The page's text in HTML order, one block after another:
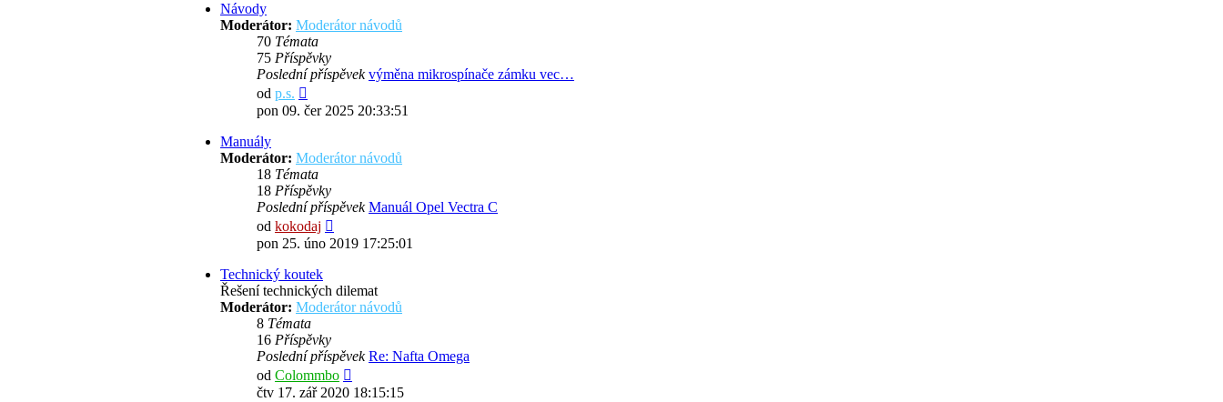
Návody
Moderátor: Moderátor návodů
70 Témata
75 Příspěvky
Poslední příspěvek výměna mikrospínače zámku vec…
od p.s.
poslední
pon 09. čer 2025 20:33:51
Manuály
Moderátor: Moderátor návodů
18 Témata
18 Příspěvky
Poslední příspěvek Manuál Opel Vectra C
od kokodaj
poslední
pon 25. úno 2019 17:25:01
Technický koutek
Řešení technických dilemat
Moderátor: Moderátor návodů
8 Témata
16 Příspěvky
Poslední příspěvek Re: Nafta Omega
od Colommbo
poslední
čtv 17. zář 2020 18:15:15